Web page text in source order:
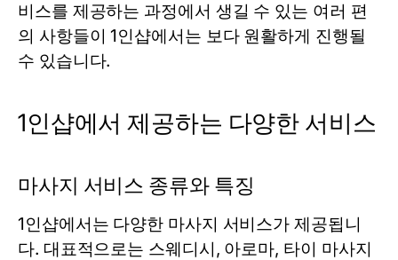
비스를 제공하는 과정에서 생길 수 있는 여러 편
의 사항들이 1인샵에서는 보다 원활하게 진행될
수 있습니다.
1인샵에서 제공하는 다양한 서비스
마사지 서비스 종류와 특징
1인샵에서는 다양한 마사지 서비스가 제공됩니
다. 대표적으로는 스웨디시, 아로마, 타이 마사지